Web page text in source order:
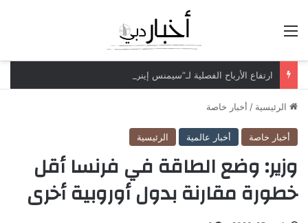
ارتفاع الأرباح الفصلية لـ”سيمنس إينرجي” بـ70% لتتجاوز مليار دولار
الرئيسية / أخبار خاصة
أخبار خاصة أخبار عالمية الرئيسية
وزير: وضع الطاقة في فرنسا أقل
خطورة مقارنة بدول أوروبية أخرى